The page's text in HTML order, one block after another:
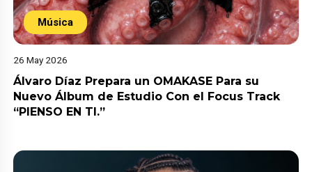
Música
26 May 2026
Álvaro Díaz Prepara un OMAKASE Para su
Nuevo Álbum de Estudio Con el Focus Track
“PIENSO EN TI.”